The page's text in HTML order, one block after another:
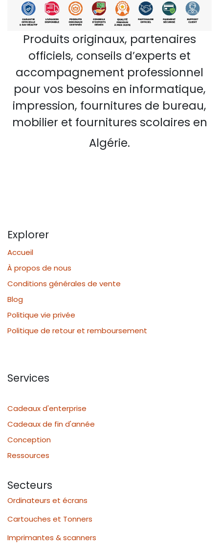
Produits originaux, partenaires
officiels, conseils d’experts et
accompagnement professionnel
pour vos besoins en informatique,
impression, fournitures de bureau,
mobilier et fournitures scolaires en
Algérie.
Explorer
Accueil
À propos de nous
Conditions générales de vente
Blog
Politique vie privée
Politique de retour et remboursement
Services
Cadeaux d'enterprise
Cadeaux de fin d'année
Conception
Ressources
Secteurs
Ordinateurs et écrans
Cartouches et Tonners
Imprimantes & scanners